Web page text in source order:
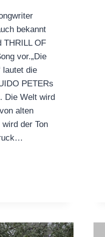
bekannt
THRILL OF
vor.„Die
lautet die
PETERs
Die Welt wird
alten
der Ton